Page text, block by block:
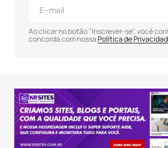
Seu nome
Seu e-mail*
Ao clicar no botão "Inscrever-se", você
concorda com nossaPolítica de